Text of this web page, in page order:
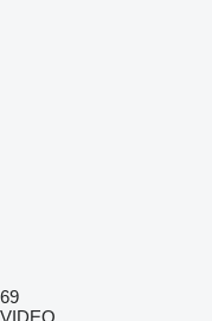
69
VIDEO